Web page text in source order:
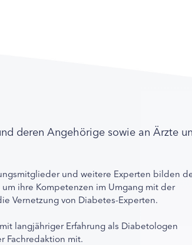
deren Angehörige sowie an Ärzte
und weitere Experten bilden
ihre Kompetenzen im Umgang mit der
Vernetzung von Diabetes-Experten.
langjähriger Erfahrung als Diabetologen
Fachredaktion mit.